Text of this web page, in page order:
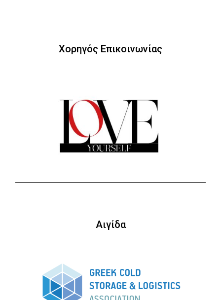
Χορηγός Επικοινωνίας
Αιγίδα